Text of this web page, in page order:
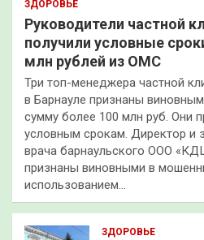
ЗДОРОВЬЕ
Руководители частной
получили условные
млн рублей из ОМС
Три топ-менеджера частной
в Барнауле признаны
сумму более 100 млн руб. Они
условным срокам. Директор и
врача барнаульского ООО
признаны виновными в
использованием…
ЗДОРОВЬЕ